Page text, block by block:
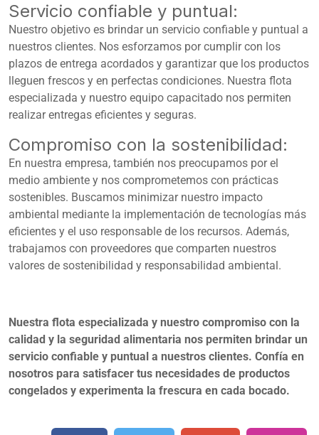
Servicio confiable y puntual:
Nuestro objetivo es brindar un servicio confiable y puntual a
nuestros clientes. Nos esforzamos por cumplir con los
plazos de entrega acordados y garantizar que los productos
lleguen frescos y en perfectas condiciones. Nuestra flota
especializada y nuestro equipo capacitado nos permiten
realizar entregas eficientes y seguras.
Compromiso con la sostenibilidad:
En nuestra empresa, también nos preocupamos por el
medio ambiente y nos comprometemos con prácticas
sostenibles. Buscamos minimizar nuestro impacto
ambiental mediante la implementación de tecnologías más
eficientes y el uso responsable de los recursos. Además,
trabajamos con proveedores que comparten nuestros
valores de sostenibilidad y responsabilidad ambiental.
Nuestra flota especializada y nuestro compromiso con la
calidad y la seguridad alimentaria nos permiten brindar un
servicio confiable y puntual a nuestros clientes. Confía en
nosotros para satisfacer tus necesidades de productos
congelados y experimenta la frescura en cada bocado.